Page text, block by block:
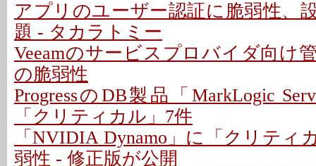
アプリのユーザー認証に脆弱性、
題 - タカラトミー
Veeamのサービスプロバイダ向け
の脆弱性
ProgressのDB製品「MarkLogic
「クリティカル」7件
「NVIDIA Dynamo」に「クリティ
弱性 - 修正版が公開